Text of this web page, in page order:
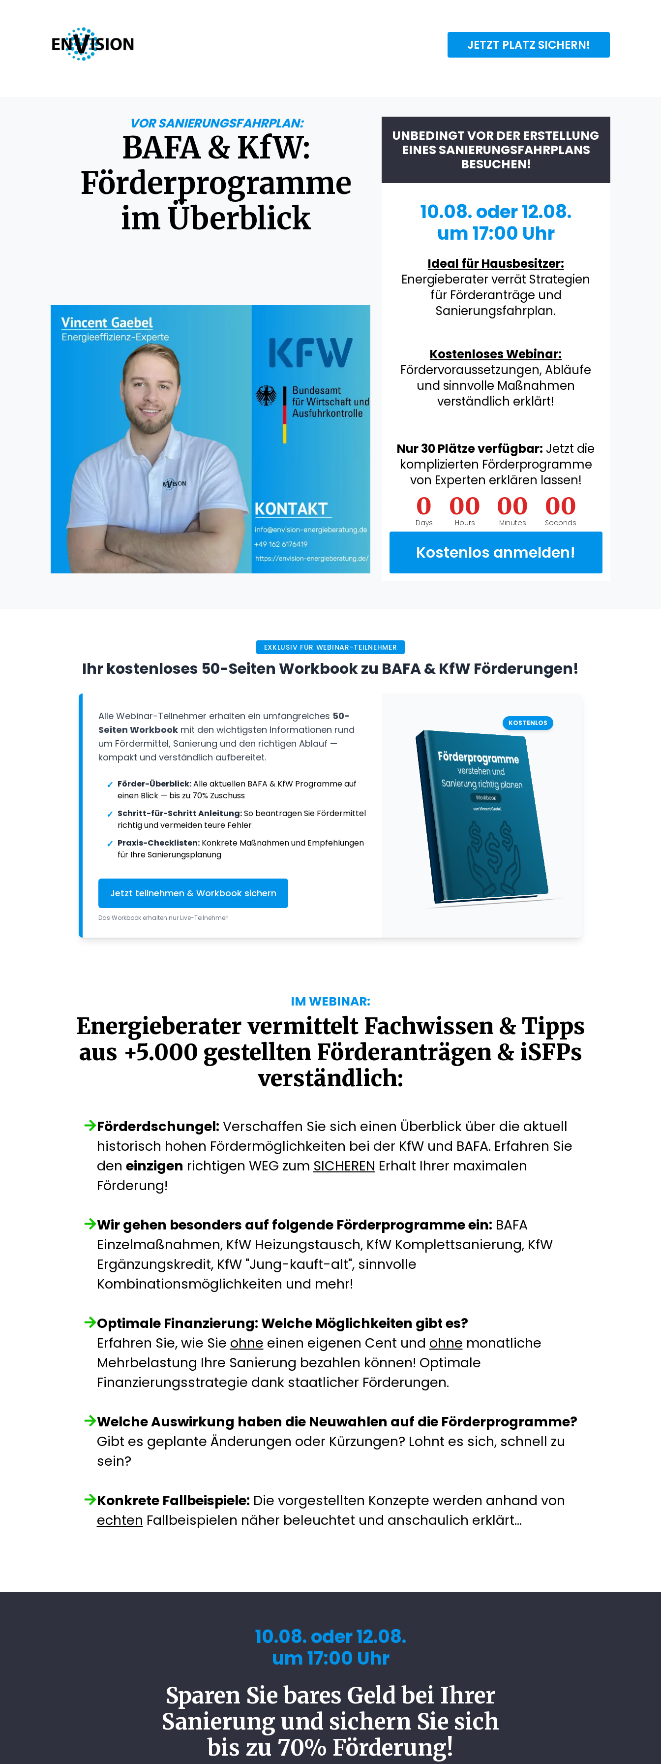
JETZT PLATZ SICHERN!
VOR SANIERUNGSFAHRPLAN:
BAFA & KfW:
​Förderprogramme
im Überblick
UNBEDINGT VOR DER ERSTELLUNG
EINES SANIERUNGSFAHRPLANS
BESUCHEN!
10.08. oder 12.08.
um 17:00 Uhr
Ideal für Hausbesitzer:
Energieberater verrät Strategien
für Förderanträge und
Sanierungsfahrplan.
Kostenloses Webinar:
Fördervoraussetzungen, Abläufe
und sinnvolle Maßnahmen
verständlich erklärt!
Nur 30 Plätze verfügbar: Jetzt die
komplizierten Förderprogramme
von Experten erklären lassen!
0
Days
00
Hours
00
Minutes
00
Seconds
Kostenlos anmelden!
EXKLUSIV FÜR WEBINAR-TEILNEHMER
Ihr kostenloses 50-Seiten Workbook zu BAFA & KfW Förderungen!
Alle Webinar-Teilnehmer erhalten ein umfangreiches 50-
Seiten Workbook mit den wichtigsten Informationen rund
um Fördermittel, Sanierung und den richtigen Ablauf —
kompakt und verständlich aufbereitet.
✓ Förder-Überblick:Alle aktuellen BAFA & KfW Programme auf
einen Blick — bis zu 70% Zuschuss
✓ Schritt-für-Schritt Anleitung:So beantragen Sie Fördermittel
richtig und vermeiden teure Fehler
✓ Praxis-Checklisten: Konkrete Maßnahmen und Empfehlungen
für Ihre Sanierungsplanung
Jetzt teilnehmen & Workbook sichern
Das Workbook erhalten nur Live-Teilnehmer!
KOSTENLOS
IM WEBINAR:
Energieberater vermittelt Fachwissen & Tipps
aus +5.000 gestellten Förderanträgen & iSFPs
verständlich:
Förderdschungel: Verschaffen Sie sich einen Überblick über die aktuell
historisch hohen Fördermöglichkeiten bei der KfW und BAFA. Erfahren Sie
den einzigen richtigen WEG zum SICHEREN Erhalt Ihrer maximalen
Förderung!
Wir gehen besonders auf folgende Förderprogramme ein: BAFA
Einzelmaßnahmen, KfW Heizungstausch, KfW Komplettsanierung, KfW
Ergänzungskredit, KfW "Jung-kauft-alt", sinnvolle
Kombinationsmöglichkeiten und mehr!
Optimale Finanzierung: Welche Möglichkeiten gibt es?
Erfahren Sie, wie Sie ohne einen eigenen Cent und ohne monatliche
Mehrbelastung Ihre Sanierung bezahlen können! Optimale
Finanzierungsstrategie dank staatlicher Förderungen.
Welche Auswirkung haben die Neuwahlen auf die Förderprogramme?
Gibt es geplante Änderungen oder Kürzungen? Lohnt es sich, schnell zu
sein?
Konkrete Fallbeispiele: Die vorgestellten Konzepte werden anhand von
echten Fallbeispielen näher beleuchtet und anschaulich erklärt...
10.08. oder 12.08.
um 17:00 Uhr
Sparen Sie bares Geld bei Ihrer
Sanierung und sichern Sie sich
bis zu 70% Förderung!